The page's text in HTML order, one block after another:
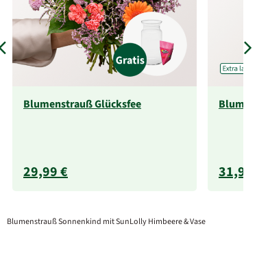
Blumenstrauß Glücksfee
29,99 € 31,99 €
Blumenstrauß Sonnenkind mit SunLolly Himbeere & Vase